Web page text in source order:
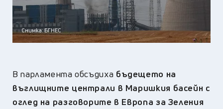
Снимка: БГНЕС
В парламента обсъдиха бъдещето на
въглищните централи в Маришкия басейн с
оглед на разговорите в Европа за Зеления